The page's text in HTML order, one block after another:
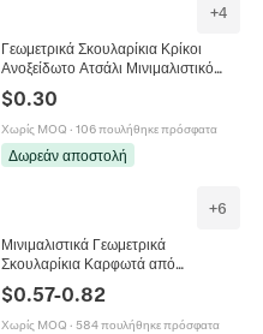
+4
Γεωμετρικά Σκουλαρίκια Κρίκοι
Ανοξείδωτο Ατσάλι Μινιμαλιστικό
Πανκ Χιπ Χοπ Καρδιά Τρίγωνο
Αστέρι Εξάγωνο Τετράγωνο
$0.30
Χωρίς MOQ · 106 πουλήθηκε πρόσφατα
Δωρεάν αποστολή
+6
Μινιμαλιστικά Γεωμετρικά
Σκουλαρίκια Καρφωτά από
Ανοξείδωτο Ατσάλι για Γυναίκες
Τετράγωνο Τρίγωνο Στρογγυλό
Καρδιά Σχήμα Χ Χρυσό Ασημί Ροζ
$0.57-0.82
Χωρίς MOQ · 584 πουλήθηκε πρόσφατα